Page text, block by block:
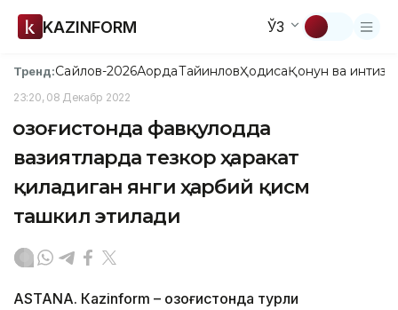
KAZINFORM ЎЗ
Тренд:Сайлов-2026АқордаТайинловҲодисаҚонун ва
23:20, 08 Декабр 2022
Қозоғистонда фавқулодда
вазиятларда тезкор ҳаракат
қиладиган янги ҳарбий қисм
ташкил этилади
ASTANA. Кazinform – Қозоғистонда турли